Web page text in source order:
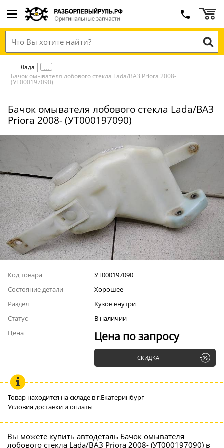
Лада
Бачок омывателя лобового стекла Lada/ВАЗ Priora 2008-
(УТ000197090)
Бачок омывателя лобового стекла Lada/ВАЗ
Priora 2008- (УТ000197090)
Код товара
УТ000197090
Состояние детали
Хорошее
Раздел
Кузов внутри
Статус
В наличии
Цена
Цена по запросу
СКИДКА
Товар находится на складе в г.Екатеринбург
Условия доставки и оплаты
Вы можете купить автодеталь Бачок омывателя
лобового стекла Lada/ВАЗ Priora 2008- (УТ000197090) в